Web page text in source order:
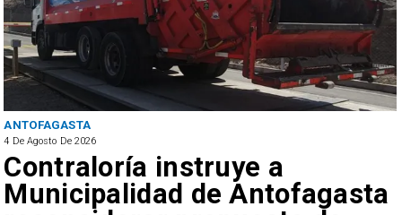
ANTOFAGASTA
4 De Agosto De 2026
Contraloría instruye a
Municipalidad de Antofagasta